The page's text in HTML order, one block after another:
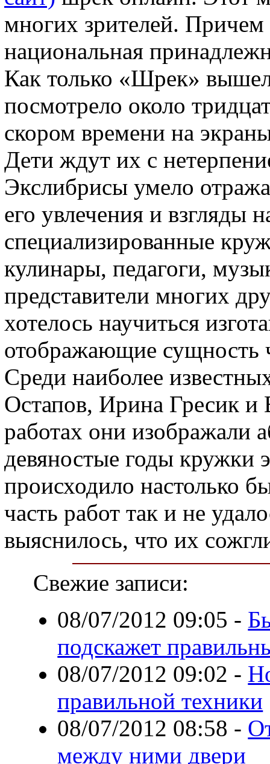
многих зрителей. Причем
национальная
Как только «Шрек»
посмотрело около
скором времени на
Дети ждут их с
Экслибрисы умело
его увлечения и взгляды
специализированные
кулинары, педагоги,
представители многих
хотелось научиться
отображающие сущность
Среди наиболее
Остапов, Ирина Гресик
работах они изображали
девяностые годы кружки
происходило настолько
часть работ так и не
выяснилось, что их
Свежие записи:
08/07/2012 09:05 -
подскажет
08/07/2012 09:02 -
правильной техники
08/07/2012 08:58 -
между ними двери